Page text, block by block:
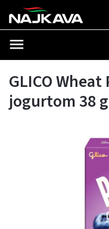
GLICO
jogurtom 38 g